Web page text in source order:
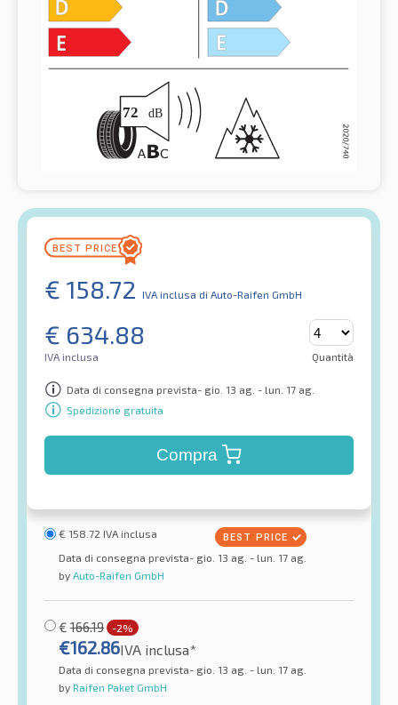
€ 158.72 IVA inclusa di Auto-Raifen GmbH
€ 634.88
IVA inclusa Quantità
Data di consegna prevista- gio. 13 ag. - lun. 17 ag.
Spedizione gratuita
Compra
€ 158.72 IVA inclusa
Data di consegna prevista- gio. 13 ag. - lun. 17 ag.
by Auto-Raifen GmbH
€ 166.19 -2%
€162.86IVA inclusa*
Data di consegna prevista- gio. 13 ag. - lun. 17 ag.
by Raifen Paket GmbH